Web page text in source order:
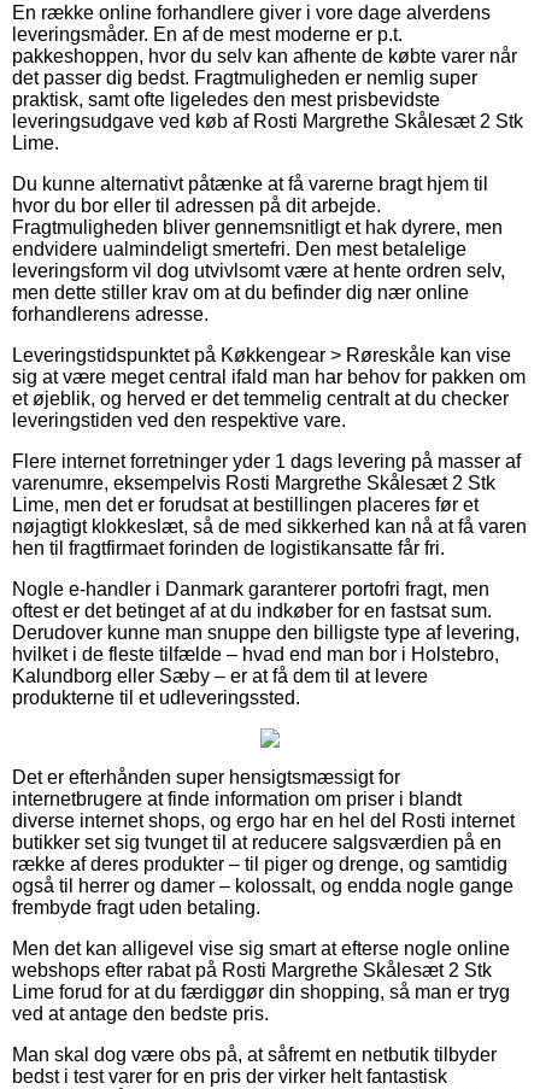
En række online forhandlere giver i vore dage alverdens
leveringsmåder. En af de mest moderne er p.t.
pakkeshoppen, hvor du selv kan afhente de købte varer når
det passer dig bedst. Fragtmuligheden er nemlig super
praktisk, samt ofte ligeledes den mest prisbevidste
leveringsudgave ved køb af Rosti Margrethe Skålesæt 2 Stk
Lime.
Du kunne alternativt påtænke at få varerne bragt hjem til
hvor du bor eller til adressen på dit arbejde.
Fragtmuligheden bliver gennemsnitligt et hak dyrere, men
endvidere ualmindeligt smertefri. Den mest betalelige
leveringsform vil dog utvivlsomt være at hente ordren selv,
men dette stiller krav om at du befinder dig nær online
forhandlerens adresse.
Leveringstidspunktet på Køkkengear > Røreskåle kan vise
sig at være meget central ifald man har behov for pakken om
et øjeblik, og herved er det temmelig centralt at du checker
leveringstiden ved den respektive vare.
Flere internet forretninger yder 1 dags levering på masser af
varenumre, eksempelvis Rosti Margrethe Skålesæt 2 Stk
Lime, men det er forudsat at bestillingen placeres før et
nøjagtigt klokkeslæt, så de med sikkerhed kan nå at få varen
hen til fragtfirmaet forinden de logistikansatte får fri.
Nogle e-handler i Danmark garanterer portofri fragt, men
oftest er det betinget af at du indkøber for en fastsat sum.
Derudover kunne man snuppe den billigste type af levering,
hvilket i de fleste tilfælde – hvad end man bor i Holstebro,
Kalundborg eller Sæby – er at få dem til at levere
produkterne til et udleveringssted.
Det er efterhånden super hensigtsmæssigt for
internetbrugere at finde information om priser i blandt
diverse internet shops, og ergo har en hel del Rosti internet
butikker set sig tvunget til at reducere salgsværdien på en
række af deres produkter – til piger og drenge, og samtidig
også til herrer og damer – kolossalt, og endda nogle gange
frembyde fragt uden betaling.
Men det kan alligevel vise sig smart at efterse nogle online
webshops efter rabat på Rosti Margrethe Skålesæt 2 Stk
Lime forud for at du færdiggør din shopping, så man er tryg
ved at antage den bedste pris.
Man skal dog være obs på, at såfremt en netbutik tilbyder
bedst i test varer for en pris der virker helt fantastisk